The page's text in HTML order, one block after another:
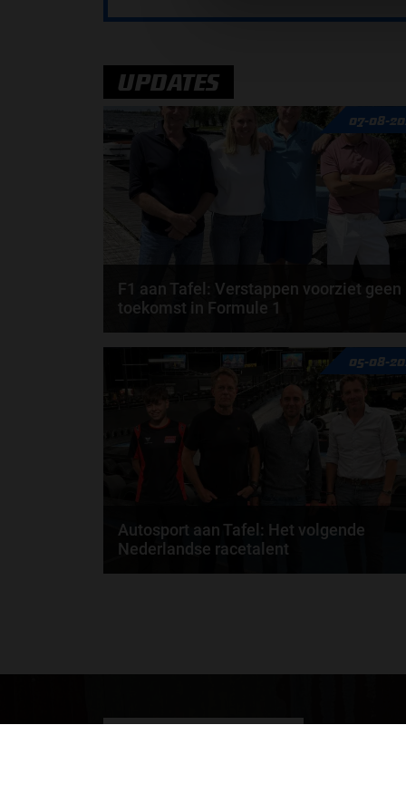
UPDATES
07-08-
F1 aan Tafel: Verstappen voorziet geen
toekomst in Formule 1
Max Verstappen wil géén Formule 1-team, de FIA en
de motorfabrikanten zaten niet op één lijn en...
de redactie van Grand Prix Radio
05-08-
Autosport aan Tafel: Het volgende
Nederlandse racetalent